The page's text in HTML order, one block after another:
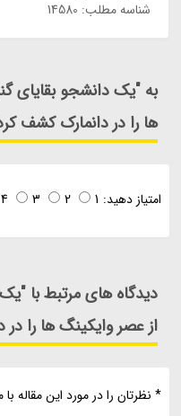
شناسه مطلب: 14580
به "یک دانشجو بقایای
ها را در دانمارک کشف
امتیاز دهید: 1
2
3
4
دیدگاه های مرتبط با
از عصر وایکینگ ها را
* نظرتان را در مورد این مقاله با